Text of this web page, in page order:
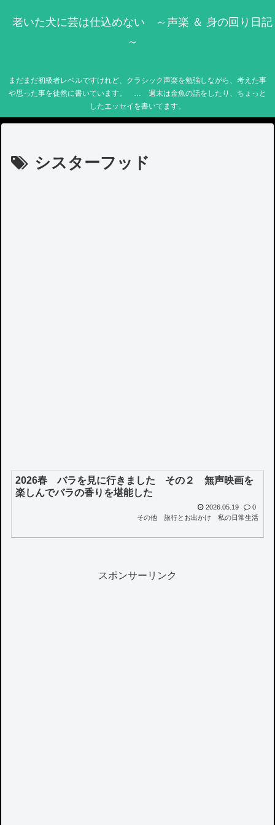
老いた犬に芸は仕込めない ～声楽 ＆ 身の回り日記
～
まだまだ初級者レベルですけれど、クラシック声楽を勉強しながら、考えた事
や思った事を徒然に書いています。 … 週末は金魚の話をしたり、ちょっと
したエッセイを書いてます。
シスターフッド
2026春 バラを見に行きました その２ 無声映画を
楽しんでバラの香りを堪能した
2026.05.19
0
その他
旅行とお出かけ 私の日常生活
スポンサーリンク